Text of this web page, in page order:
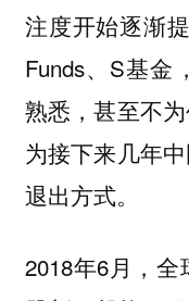
注度开始逐渐
Funds、S基金
熟悉，甚至不
为接下来几年
退出方式。
2018年6月，